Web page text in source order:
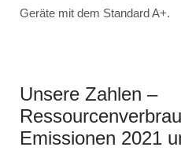
Geräte mit dem Standard A+.
Unsere Zahlen –
Emissionen 2021